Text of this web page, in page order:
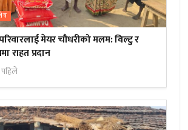
मेयर चौधरीको मलम: विल्टु र
राहत प्रदान